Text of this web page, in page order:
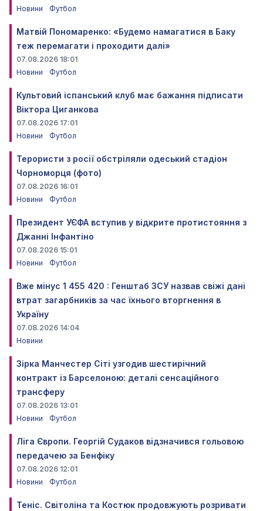
Новини
Футбол
Матвій Пономаренко: «Будемо намагатися в Баку
теж перемагати і проходити далі»
07.08.2026 18:01
Новини
Футбол
Культовий іспанський клуб має бажання підписати
Віктора Циганкова
07.08.2026 17:01
Новини
Футбол
Терористи з росії обстріляли одеський стадіон
Чорноморця (фото)
07.08.2026 16:01
Новини
Футбол
Президент УЄФА вступив у відкрите протистояння з
Джанні Інфантіно
07.08.2026 15:01
Новини
Футбол
Вже мінус 1 455 420 : Генштаб ЗСУ назвав свіжі дані
втрат загарбників за час їхнього вторгнення в
Україну
07.08.2026 14:04
Новини
Зірка Манчестер Сіті узгодив шестирічний
контракт із Барселоною: деталі сенсаційного
трансферу
07.08.2026 13:01
Новини
Футбол
Ліга Європи. Георгій Судаков відзначився гольовою
передачею за Бенфіку
07.08.2026 12:01
Новини
Футбол
Теніс. Світоліна та Костюк продовжують розривати